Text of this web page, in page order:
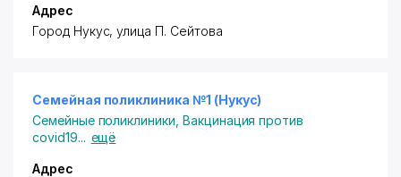
Адрес
Город Нукус, улица П. Сейтова
Семейная поликлиника №1 (Нукус)
Семейные поликлиники Вакцинация против
covid19... ещё
Адрес